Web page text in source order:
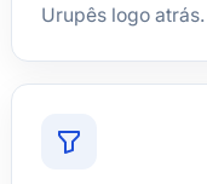
Urupês logo atrás.